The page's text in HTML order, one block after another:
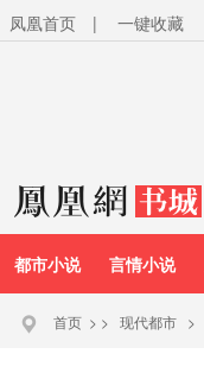
凤凰首页 | 一键收藏
都市小说 言情小说
首页 > > 现代都市 >